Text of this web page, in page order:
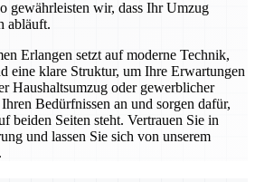
gewährleisten wir, dass Ihr Umzug
abläuft.
Erlangen setzt auf moderne Technik,
eine klare Struktur, um Ihre Erwartungen
Haushaltsumzug oder gewerblicher
Bedürfnissen an und sorgen dafür,
beiden Seiten steht. Vertrauen Sie in
und lassen Sie sich von unserem